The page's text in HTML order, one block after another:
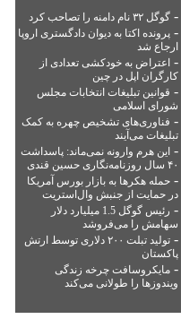
- گوگل ۳۲ نام دامنه را تصاحب کرد
- پرونده اکتا به دیوان دادگستری اروپا
ارجاع شد
- اعتراض به خودکشی تعدادی از
کارگران اپل در چین
- قوانین تبلیغات انتخابات مجلس
شورای اسلامی
- فناوری‌های تشخیص چهره به کمک
تبلیغات می‌آیند
- این هرم وارونه نمی‌ماند: پاسداشت
۴۰ سال روزنامه‌نگاری حسین قندی
- حمله هکرها به بازار بورس آمریکا
در حمایت از جنبش وال‌استریت
-
رئیس گوگل 1.5 میلیارد دلار
سهامش را می‌فروشد
-
تولید تبلت ۲۰۰ دلاری توسط ارتش
پاکستان
- مایکروسافت چرخه زندگی
ویندوزها را طولانی می‌کند